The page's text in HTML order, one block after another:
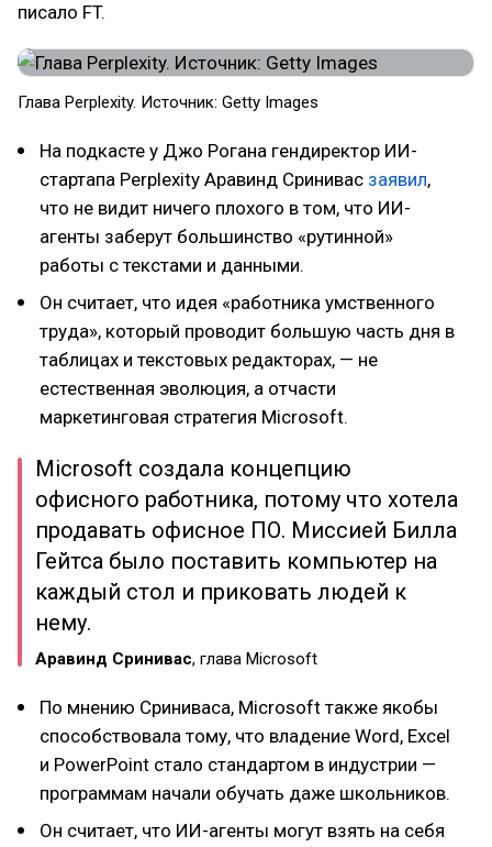
писало FT.
Глава Perplexity. Источник: Getty Images
На подкасте у Джо Рогана гендиректор ИИ-
стартапа Perplexity Аравинд Сринивас заявил,
что не видит ничего плохого в том, что ИИ-
агенты заберут большинство «рутинной»
работы с текстами и данными.
Он считает, что идея «работника умственного
труда», который проводит большую часть дня в
таблицах и текстовых редакторах, — не
естественная эволюция, а отчасти
маркетинговая стратегия Microsoft.
Microsoft создала концепцию
офисного работника, потому что хотела
продавать офисное ПО. Миссией Билла
Гейтса было поставить компьютер на
каждый стол и приковать людей к
нему.
Аравинд Сринивас, глава Microsoft
По мнению Сриниваса, Microsoft также якобы
способствовала тому, что владение Word, Excel
и PowerPoint стало стандартом в индустрии —
программам начали обучать даже школьников.
Он считает, что ИИ-агенты могут взять на себя